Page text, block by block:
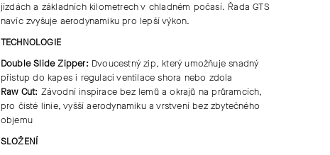
jízdách a základních kilometrech v chladném počasí. ŘadaGTS
navíc zvyšuje aerodynamiku pro lepší výkon.
TECHNOLOGIE
Double Slide Zipper:Dvoucestný zip, který umožňuje snadný
přístup do kapes i regulaci ventilace shora nebo zdola
Raw Cut: Závodní inspirace bez lemů a okrajů na průramcích,
pro čisté linie, vyšší aerodynamiku a vrstvení bez zbytečného
objemu
SLOŽENÍ